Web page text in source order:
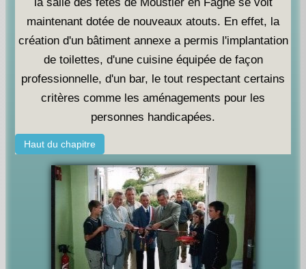
la salle des fêtes de Moustier en Fagne se voit
maintenant dotée de nouveaux atouts. En effet, la
création d'un bâtiment annexe a permis l'implantation
de toilettes, d'une cuisine équipée de façon
professionnelle, d'un bar, le tout respectant certains
critères comme les aménagements pour les
personnes handicapées.
Haut du chapitre